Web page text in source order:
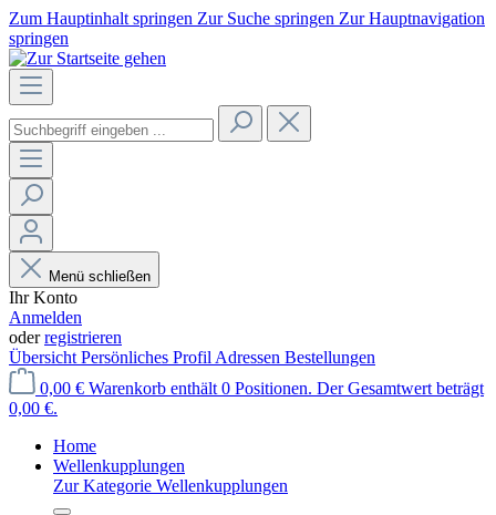
Zum Hauptinhalt springen Zur Suche springen Zur Hauptnavigation
springen
Menü schließen
Ihr Konto
Anmelden
oderregistrieren
Übersicht Persönliches Profil Adressen Bestellungen
0,00 € Warenkorb enthält 0 Positionen. Der Gesamtwert beträgt
0,00 €.
Home
Wellenkupplungen
Zur Kategorie Wellenkupplungen